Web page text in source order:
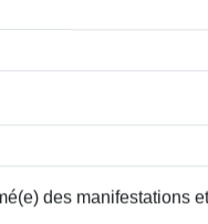
des manifestations